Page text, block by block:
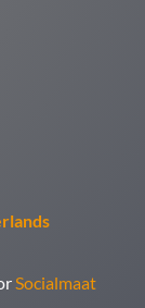
Socialmaat